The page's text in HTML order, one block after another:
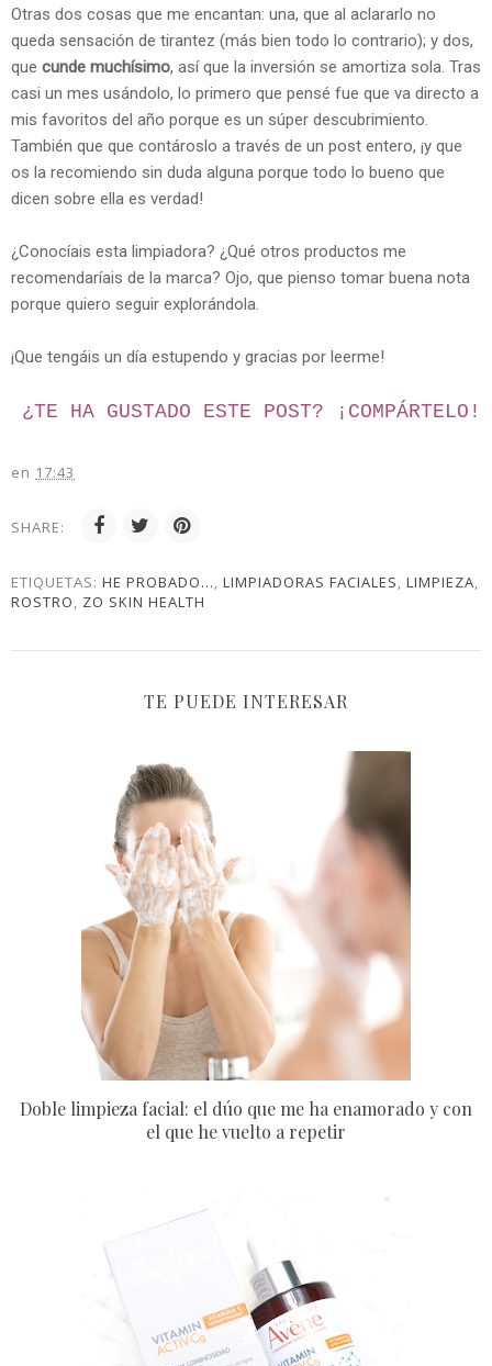
Otras dos cosas que me encantan: una, que al aclararlo no
queda sensación de tirantez (más bien todo lo contrario); y dos,
que cunde muchísimo, así que la inversión se amortiza sola. Tras
casi un mes usándolo, lo primero que pensé fue que va directo a
mis favoritos del año porque es un súper descubrimiento.
También que que contároslo a través de un post entero, ¡y que
os la recomiendo sin duda alguna porque todo lo bueno que
dicen sobre ella es verdad!
¿Conocíais esta limpiadora? ¿Qué otros productos me
recomendaríais de la marca? Ojo, que pienso tomar buena nota
porque quiero seguir explorándola.
¡Que tengáis un día estupendo y gracias por leerme!
¿TE HA GUSTADO ESTE POST? ¡ COMPÁRTELO!
en 17:43
SHARE:
ETIQUETAS: HE PROBADO..., LIMPIADORAS FACIALES, LIMPIEZA,
ROSTRO, ZO SKIN HEALTH
TE PUEDE INTERESAR
Doble limpieza facial: el dúo que me ha enamorado y con
el que he vuelto a repetir